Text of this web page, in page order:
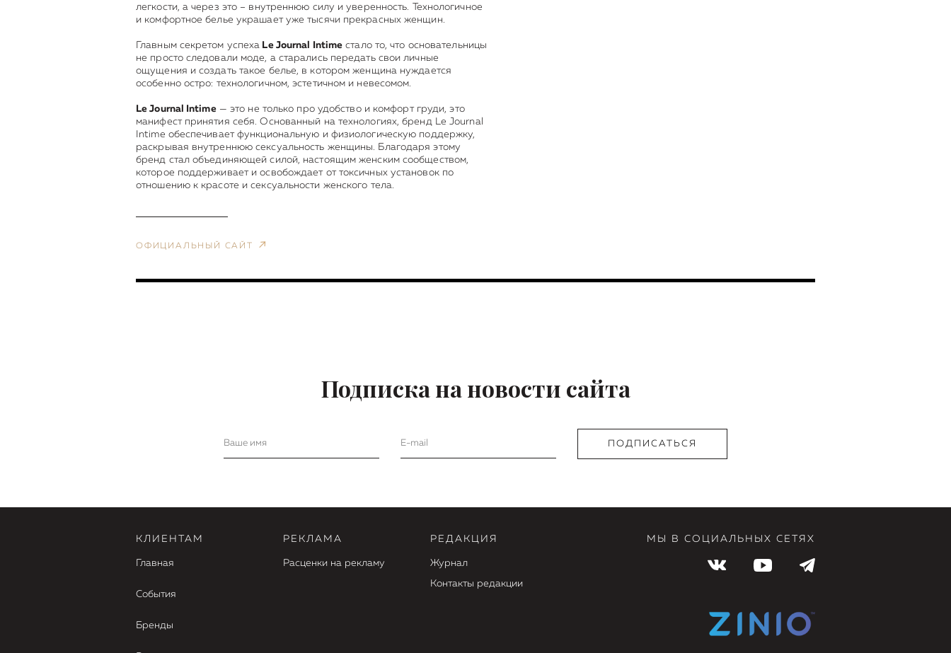
легкости, а через это – внутреннюю силу и уверенность. Технологичное
и комфортное белье украшает уже тысячи прекрасных женщин.
Главным секретом успеха Le Journal Intime стало то, что основательницы
не просто следовали моде, а старались передать свои личные
ощущения и создать такое белье, в котором женщина нуждается
особенно остро: технологичном, эстетичном и невесомом.
Le Journal Intime— это не только про удобство и комфорт груди, это
манифест принятия себя. Основанный на технологиях, бренд Le Journal
Intime обеспечивает функциональную и физиологическую поддержку,
раскрывая внутреннюю сексуальность женщины. Благодаря этому
бренд стал объединяющей силой, настоящим женским сообществом,
которое поддерживает и освобождает от токсичных установок по
отношению к красоте и сексуальности женского тела.
ОФИЦИАЛЬНЫЙ САЙТ
Подписка на новости сайта
КЛИЕНТАМ
Главная
События
Бренды
РЕКЛАМА
Расценки на рекламу
РЕДАКЦИЯ
Журнал
Контакты редакции
МЫ В СОЦИАЛЬНЫХ СЕТЯХ